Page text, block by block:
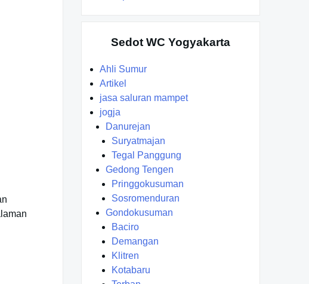
Sedot WC Yogyakarta
Ahli Sumur
Artikel
jasa saluran mampet
jogja
Danurejan
Suryatmajan
Tegal Panggung
Gedong Tengen
Pringgokusuman
Sosromenduran
Gondokusuman
Baciro
Demangan
Klitren
Kotabaru